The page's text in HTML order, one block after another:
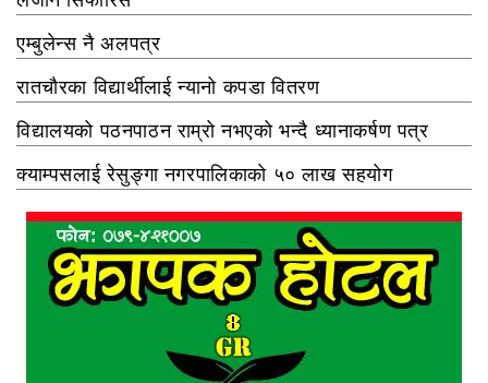
एम्बुलेन्स नै अलपत्र
रातचौरका विद्यार्थीलाई न्यानो कपडा वितरण
विद्यालयको पठनपाठन राम्रो नभएको भन्दै ध्यानाकर्षण पत्र
क्याम्पसलाई रेसुङ्गा नगरपालिकाको ५० लाख सहयोग